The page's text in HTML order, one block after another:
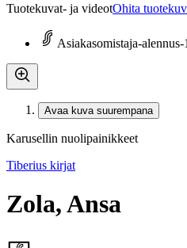
Tuotekuvat- ja videotOhita
Asiakasomistaja-alennus-
Avaa kuva suurempana
Karusellin nuolipainikkeet
Tiberius kirjat
Zola, Ansa